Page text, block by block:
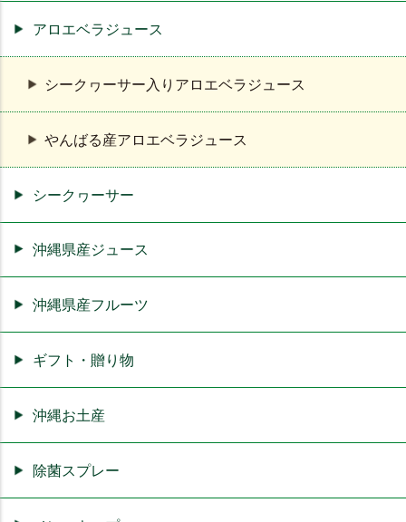
アロエベラジュース
シークヮーサー入りアロエベラジュース
やんばる産アロエベラジュース
シークヮーサー
沖縄県産ジュース
沖縄県産フルーツ
ギフト・贈り物
沖縄お土産
除菌スプレー